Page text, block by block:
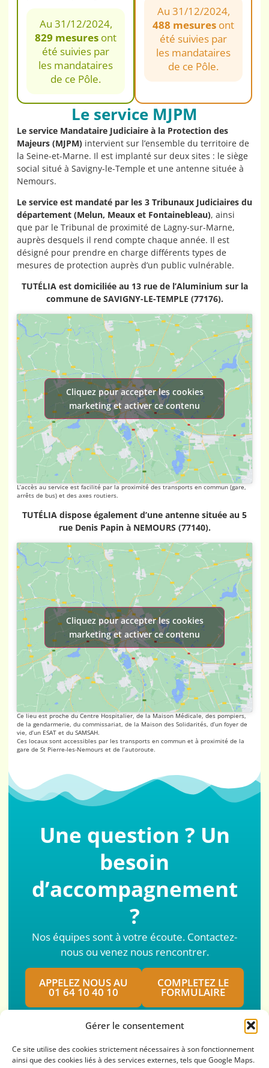
Gérer le consentement
Ce site utilise des cookies strictement nécessaires à son fonctionnement
ainsi que des cookies liés à des services externes, tels que Google Maps.
Au 31/12/2024,
829 mesures ont
été suivies par
les mandataires
de ce Pôle.
Au 31/12/2024,
488 mesures ont
été suivies par
les mandataires
de ce Pôle.
Le service MJPM
Le service Mandataire Judiciaire à la Protection des
Majeurs (MJPM) intervient sur l’ensemble du territoire de
la Seine-et-Marne. Il est implanté sur deux sites : le siège
social situé à Savigny-le-Temple et une antenne située à
Nemours.
Le service est mandaté par les 3 Tribunaux Judiciaires du
département (Melun, Meaux et Fontainebleau), ainsi
que par le Tribunal de proximité de Lagny-sur-Marne,
auprès desquels il rend compte chaque année. Il est
désigné pour prendre en charge différents types de
mesures de protection auprès d’un public vulnérable.
TUTÉLIA est domiciliée au 13 rue de l’Aluminium sur la
commune de SAVIGNY-LE-TEMPLE (77176).
Cliquez pour accepter les cookies
marketing et activer ce contenu
L’accès au service est facilité par la proximité des transports en commun (gare,
arrêts de bus) et des axes routiers.
TUTÉLIA dispose également d’une antenne située au 5
rue Denis Papin à NEMOURS (77140).
Cliquez pour accepter les cookies
marketing et activer ce contenu
Ce lieu est proche du Centre Hospitalier, de la Maison Médicale, des pompiers,
de la gendarmerie, du commissariat, de la Maison des Solidarités, d’un foyer de
vie, d’un ESAT et du SAMSAH.
Ces locaux sont accessibles par les transports en commun et à proximité de la
gare de St Pierre-les-Nemours et de l’autoroute.
Une question ? Un
besoin
d’accompagnement
?
Nos équipes sont à votre écoute. Contactez-
nous ou venez nous rencontrer.
APPELEZ NOUS AU
01 64 10 40 10
COMPLETEZ LE
FORMULAIRE